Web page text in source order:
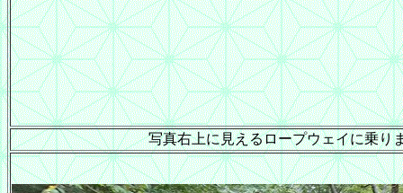
写真右上に見えるロープウェイに乗り